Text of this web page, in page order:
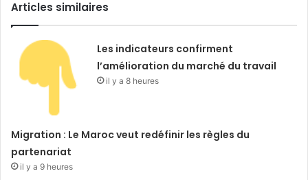
Articles similaires
Les indicateurs confirment
l’amélioration du marché du travail
il y a 8 heures
Migration : Le Maroc veut redéfinir les règles du
partenariat
il y a 9 heures